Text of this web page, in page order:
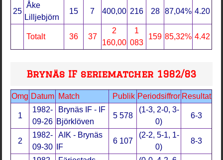
25
Åke
Lilljebjörn
15 7 400,00 216 28 87,04% 4.20
Totalt 36 37
2
160,00
1
083
159 85,32% 4.42
Brynäs IF seriematcher 1982/83
Omg Datum Match Publik Periodsiffror Resultat
1
1982-
09-26
Brynäs IF - IF
Björklöven
5 578
(1-3, 2-0, 3-
0)
6-3
2
1982-
09-30
AIK - Brynäs
IF
6 107
(2-2, 5-1, 1-
0)
8-3